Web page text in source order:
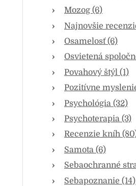
Mozog (6)
Najnovšie
Osamelosť (6)
Osvietená
Povahový štýl (1)
Pozitívne
Psychológia (32)
Psychoterapia (3)
Recenzie kníh
Samota (6)
Sebaochranné
Sebapoznanie (14)